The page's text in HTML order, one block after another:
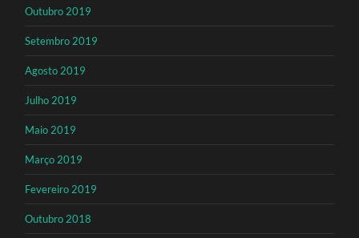
Outubro 2019
Setembro 2019
Agosto 2019
Julho 2019
Maio 2019
Março 2019
Fevereiro 2019
Outubro 2018